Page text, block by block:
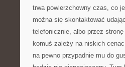
trwa powierzchowny czas, co
można się skontaktować
telefonicznie, albo przez
komuś zależy na niskich
na pewno przypadnie mu do